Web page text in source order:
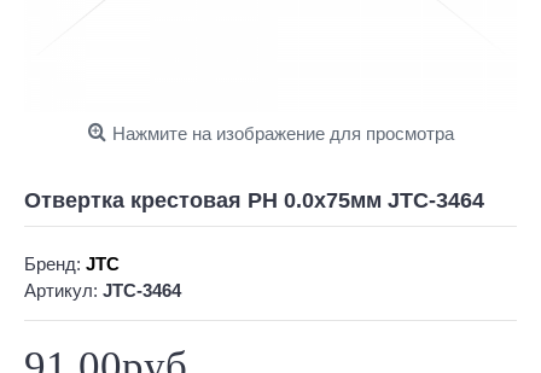
Нажмите на изображение для просмотра
Отвертка крестовая PH 0.0х75мм JTC-3464
Бренд: JTC
Артикул: JTC-3464